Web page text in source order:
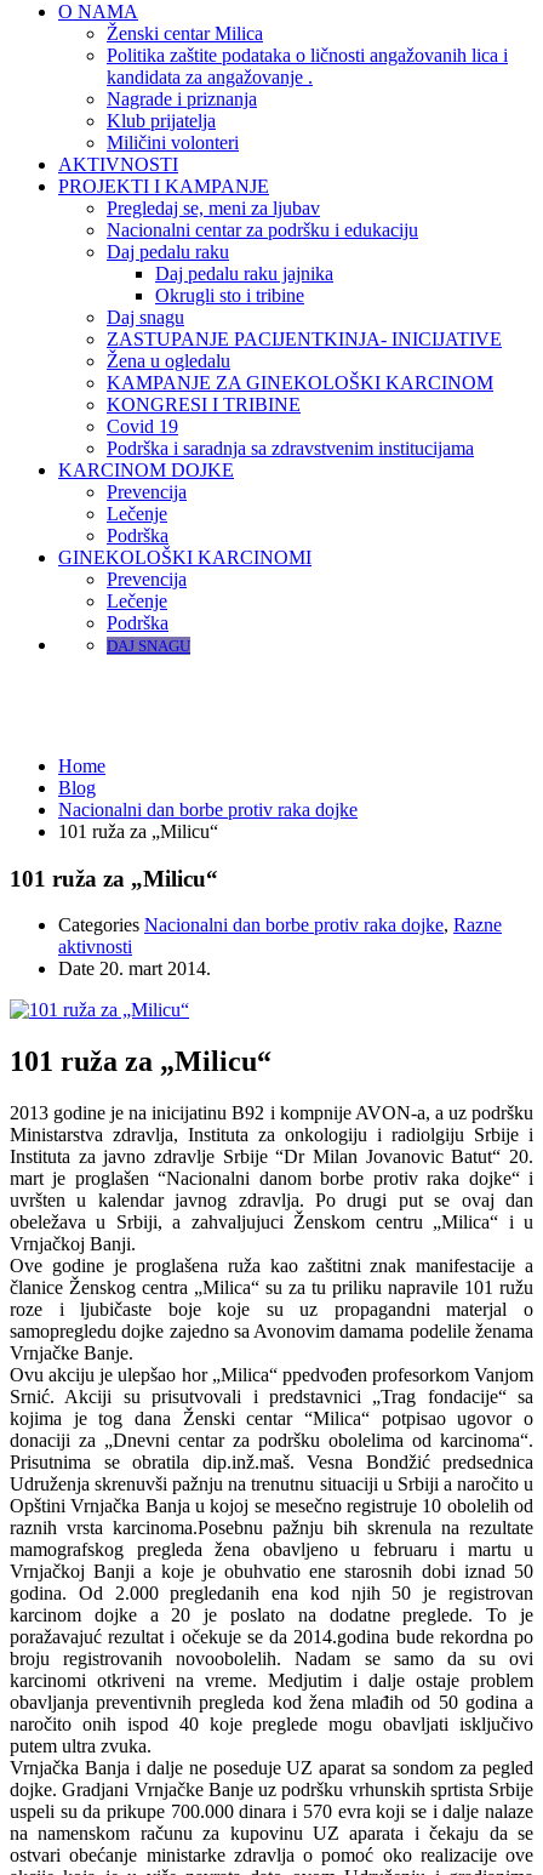
O NAMA
Ženski centar Milica
Politika zaštite podataka o ličnosti angažovanih lica i
kandidata za angažovanje .
Nagrade i priznanja
Klub prijatelja
Miličini volonteri
AKTIVNOSTI
PROJEKTI I KAMPANJE
Pregledaj se, meni za ljubav
Nacionalni centar za podršku i edukaciju
Daj pedalu raku
Daj pedalu raku jajnika
Okrugli sto i tribine
Daj snagu
ZASTUPANJE PACIJENTKINJA- INICIJATIVE
Žena u ogledalu
KAMPANJE ZA GINEKOLOŠKI KARCINOM
KONGRESI I TRIBINE
Covid 19
Podrška i saradnja sa zdravstvenim institucijama
KARCINOM DOJKE
Prevencija
Lečenje
Podrška
GINEKOLOŠKI KARCINOMI
Prevencija
Lečenje
Podrška
DAJ SNAGU
Home
Blog
Nacionalni dan borbe protiv raka dojke
101 ruža za „Milicu“
101 ruža za „Milicu“
Categories Nacionalni dan borbe protiv raka dojke, Razne
aktivnosti
Date 20. mart 2014.
101 ruža za „Milicu“
2013 godine je na inicijatinu B92 i kompnije AVON-a, a uz podršku
Ministarstva zdravlja, Instituta za onkologiju i radiolgiju Srbije i
Instituta za javno zdravlje Srbije “Dr Milan Jovanovic Batut“ 20.
mart je proglašen “Nacionalni danom borbe protiv raka dojke“ i
uvršten u kalendar javnog zdravlja. Po drugi put se ovaj dan
obeležava u Srbiji, a zahvaljujuci Ženskom centru „Milica“ i u
Vrnjačkoj Banji.
Ove godine je proglašena ruža kao zaštitni znak manifestacije a
članice Ženskog centra „Milica“ su za tu priliku napravile 101 ružu
roze i ljubičaste boje koje su uz propagandni materjal o
samopregledu dojke zajedno sa Avonovim damama podelile ženama
Vrnjačke Banje.
Ovu akciju je ulepšao hor „Milica“ ppedvođen profesorkom Vanjom
Srnić. Akciji su prisutvovali i predstavnici „Trag fondacije“ sa
kojima je tog dana Ženski centar “Milica“ potpisao ugovor o
donaciji za „Dnevni centar za podršku obolelima od karcinoma“.
Prisutnima se obratila dip.inž.maš. Vesna Bondžić predsednica
Udruženja skrenuvši pažnju na trenutnu situaciji u Srbiji a naročito u
Opštini Vrnjačka Banja u kojoj se mesečno registruje 10 obolelih od
raznih vrsta karcinoma.Posebnu pažnju bih skrenula na rezultate
mamografskog pregleda žena obavljeno u februaru i martu u
Vrnjačkoj Banji a koje je obuhvatio ene starosnih dobi iznad 50
godina. Od 2.000 pregledanih ena kod njih 50 je registrovan
karcinom dojke a 20 je poslato na dodatne preglede. To je
poražavajuć rezultat i očekuje se da 2014.godina bude rekordna po
broju registrovanih novoobolelih. Nadam se samo da su ovi
karcinomi otkriveni na vreme. Medjutim i dalje ostaje problem
obavljanja preventivnih pregleda kod žena mlađih od 50 godina a
naročito onih ispod 40 koje preglede mogu obavljati isključivo
putem ultra zvuka.
Vrnjačka Banja i dalje ne poseduje UZ aparat sa sondom za pegled
dojke. Gradjani Vrnjačke Banje uz podršku vrhunskih sprtista Srbije
uspeli su da prikupe 700.000 dinara i 570 evra koji se i dalje nalaze
na namenskom računu za kupovinu UZ aparata i čekaju da se
ostvari obećanje ministarke zdravlja o pomoć oko realizacije ove